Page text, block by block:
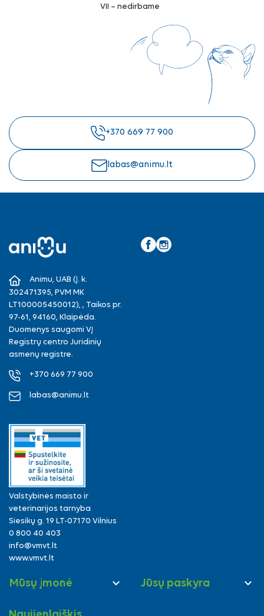
VII – nedirbame
+370 669 77 900
labas@animu.lt
Animu, UAB (Į. k.
302471395, PVM MK
LT100005450012), , Taikos pr.
97-61, 94160, Klaipėda.
Duomenys saugomi VĮ
Registrų centro Juridinių
asmenų registre.
+370 669 77 900
labas@animu.lt
Valstybinės maisto ir
veterinarijos tarnyba
Siesikų g. 19 LT-07170 Vilnius
0 800 40 403
info@vmvt.lt
www.vmvt.lt
Mūsų įmonė  Jūsų paskyra 